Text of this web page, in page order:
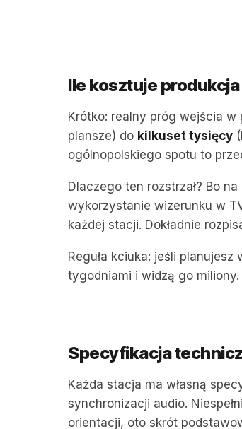
Ile kosztuje
Krótko: realny próg wejścia
plansze) do kilkuset tysięcy
ogólnopolskiego spotu to
Dlaczego ten rozstrzał? Bo
wykorzystanie wizerunku w
każdej stacji. Dokładnie
Reguła kciuka: jeśli planujesz
tygodniami i widzą go
Specyfikacja
Każda stacja ma własną
synchronizacji audio.
orientacji, oto skrót